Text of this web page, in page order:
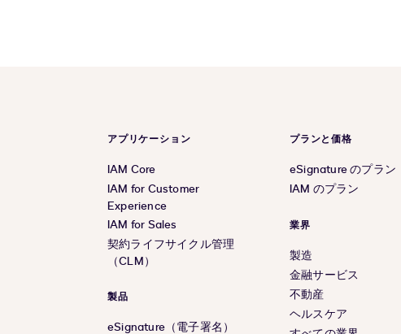
アプリケーション
IAM Core
IAM for Customer
Experience
IAM for Sales
契約ライフサイクル管理
（CLM）
製品
eSignature（電子署名）
プランと価格
eSignature のプラン
IAM のプラン
業界
製造
金融サービス
不動産
ヘルスケア